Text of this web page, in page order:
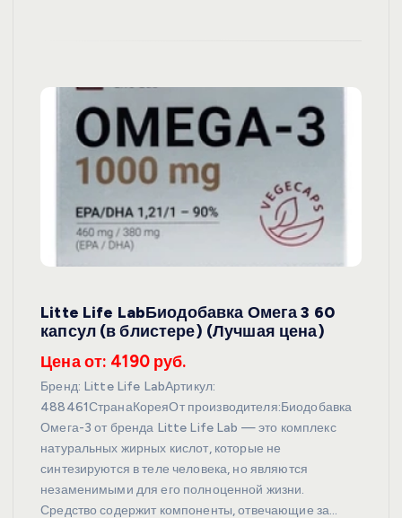
Litte Life LabБиодобавка Омега 3 60
капсул (в блистере) (Лучшая цена)
Цена от: 4190 руб.
Бренд: Litte Life LabАртикул:
488461СтранаКореяОт производителя:Биодобавка
Омега-3 от бренда Litte Life Lab — это комплекс
натуральных жирных кислот, которые не
синтезируются в теле человека, но являются
незаменимыми для его полноценной жизни.
Средство содержит компоненты, отвечающие за…